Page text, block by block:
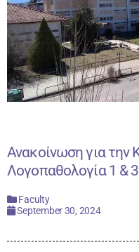
Ανακοίνωση για την
Λογοπαθολογία 1 &
Faculty
September 30, 2024